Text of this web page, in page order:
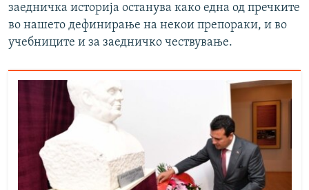
заедничка историја останува како една од пречките
во нашето дефинирање на некои препораки, и во
учебниците и за заедничко чествување.